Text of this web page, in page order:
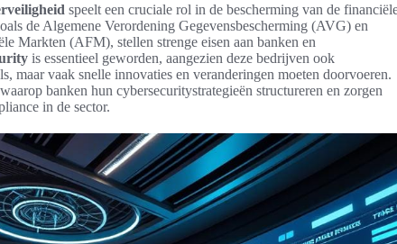
speelt een cruciale rol in de bescherming van de
de Algemene Verordening Gegevensbescherming (AVG) en
Markten (AFM), stellen strenge eisen aan banken en
is essentieel geworden, aangezien deze bedrijven ook
maar vaak snelle innovaties en veranderingen moeten doorvoeren.
banken hun cybersecuritystrategieën structureren en zorgen
in de sector.